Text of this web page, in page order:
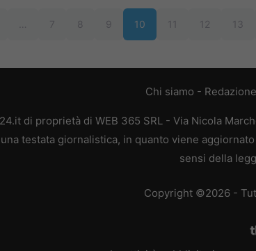
7 8 9 10 11 12 13
Chi siamo - Redazione
di proprietà di WEB 365 SRL - Via Nicola
testata giornalistica, in quanto viene
sensi della
Copyright ©2026 -